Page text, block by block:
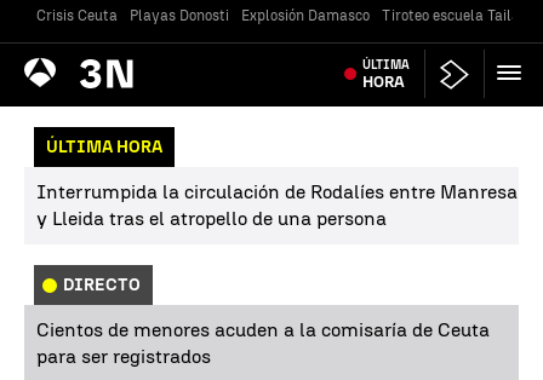
Crisis Ceuta Playas Donosti Explosión Damasco Tiroteo escuela
Antena
3 Noticias ÚLTIMA
HORA
ÚLTIMA HORA
Interrumpida la circulación de Rodalíes entre Manresa
y Lleida tras el atropello de una persona
DIRECTO
Cientos de menores acuden a la comisaría de Ceuta
para ser registrados